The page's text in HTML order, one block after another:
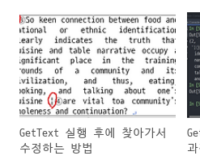
GetText 실행 후에 찾아가서
수정하는 방법